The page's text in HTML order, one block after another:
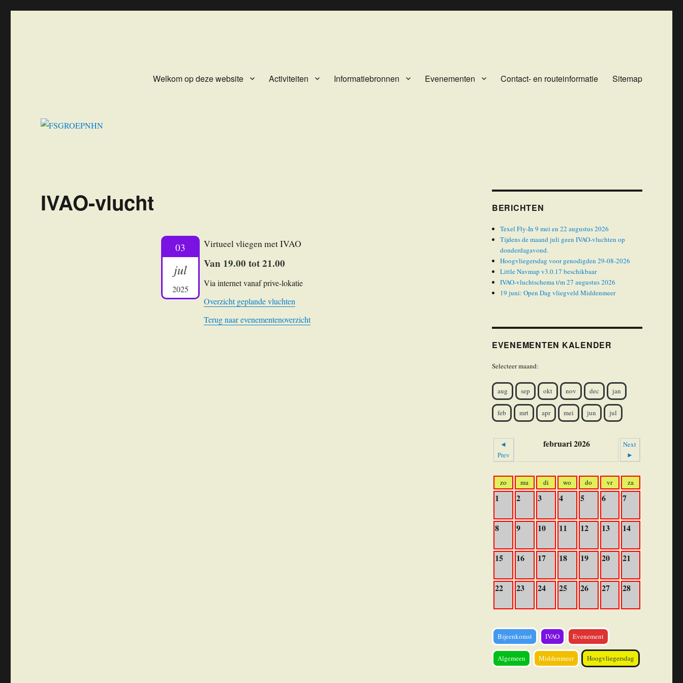
Welkom op deze website Activiteiten Informatiebronnen Evenementen Contact- en routeinformatie Sitemap
IVAO-vlucht
03
jul
2025
Virtueel vliegen met IVAO
Van 19.00 tot 21.00
Via internet vanaf prive-lokatie
Overzicht geplande vluchten
Terug naar evenementenoverzicht
BERICHTEN
Texel Fly-In 9 mei en 22 augustus 2026
Tijdens de maand juli geen IVAO-vluchten op
donderdagavond.
Hoogvliegersdag voor genodigden 29-08-2026
Little Navmap v3.0.17 beschikbaar
IVAO-vluchtschema t/m 27 augustus 2026
19 juni: Open Dag vliegveld Middenmeer
EVENEMENTEN KALENDER
Selecteer maand:
aug sep okt nov dec jan
feb mrt apr mei jun jul
◄
Prev
februari 2026
Next
►
zo ma di wo do vr za
1 2 3 4 5 6 7
8 9 10 11 12 13 14
15 16 17 18 19 20 21
22 23 24 25 26 27 28
Bijeenkomst IVAO Evenement
Algemeen Middenmeer Hoogvliegersdag